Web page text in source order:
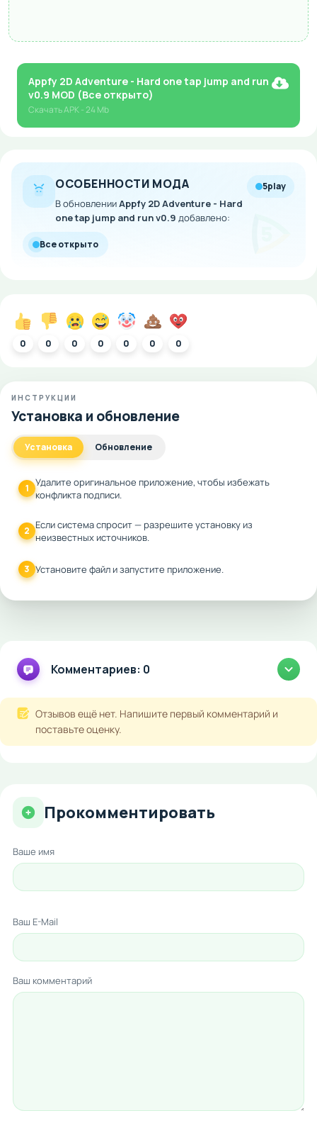
Appfy 2D Adventure - Hard one tap jump and run
v0.9 MOD (Все открыто)
СкачатьAPK- 24 Mb
ОСОБЕННОСТИ МОДА
В обновленииAppfy 2D Adventure - Hard
one tap jump and run v0.9 добавлено:
5play
Все открыто
0 0 0 0 0 0 0
ИНСТРУКЦИИ
Установка и обновление
Установка Обновление
1 Удалите оригинальное приложение, чтобы избежать
конфликта подписи.
2 Если система спросит — разрешите установку из
неизвестных источников.
3 Установите файл и запустите приложение.
Комментариев: 0
Отзывов ещё нет. Напишите первый комментарий и
поставьте оценку.
Прокомментировать
Ваше имя
Ваш E-Mail
Ваш комментарий